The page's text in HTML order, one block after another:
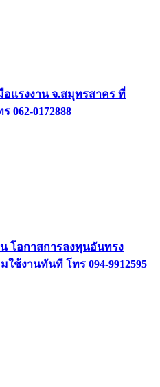
แรงงาน จ.สมุทรสาคร ที่
062-0172888
โอกาสการลงทุนอันทรง
ช้งานทันที โทร 094-9912595